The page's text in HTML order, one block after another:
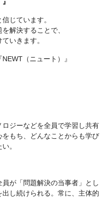
じています。
解決することで、
いきます。
（ニュート）』
ジーなどを全員で学習し共有
もち、どんなことからも学び
。
が「問題解決の当事者」とし
し続けられる。常に、主体的